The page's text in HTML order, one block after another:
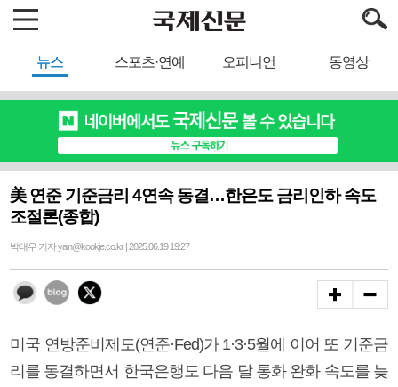
뉴스 스포츠·연예 오피니언 동영상
美 연준 기준금리 4연속 동결…한은도 금리인하 속도
조절론(종합)
박태우 기자 yain@kookje.co.kr | 2025.06.19 19:27
미국 연방준비제도(연준·Fed)가 1·3·5월에 이어 또 기준금
리를 동결하면서 한국은행도 다음 달 통화 완화 속도를 늦